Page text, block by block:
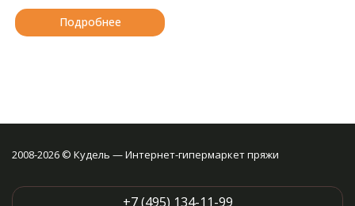
Подробнее
2008-2026 © Кудель — Интернет-гипермаркет пряжи
+7 (495) 134-11-99